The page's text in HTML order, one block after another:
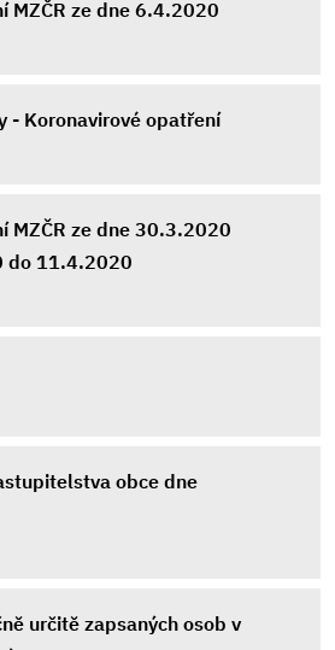
MZČR ze dne 6.4.2020
- Koronavirové opatření
MZČR ze dne 30.3.2020
do 11.4.2020
obce dne
určitě zapsaných osob v